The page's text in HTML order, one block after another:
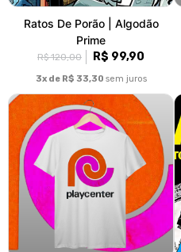
Ratos De Porão | Algodão
Prime
R$ 120,00 R$ 99,90
3x de R$ 33,30 sem juros